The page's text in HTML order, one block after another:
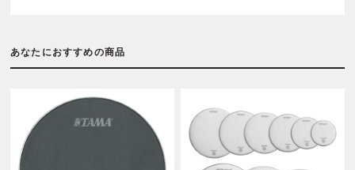
あなたにおすすめの商品